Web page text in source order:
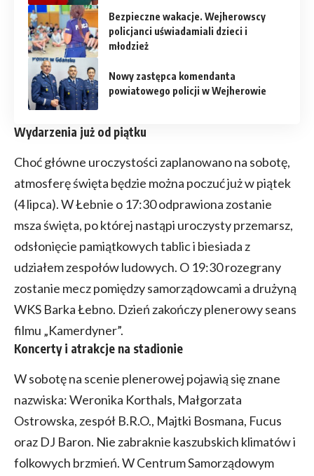
Bezpieczne wakacje. Wejherowscy
policjanci uświadamiali dzieci i
młodzież
Nowy zastępca komendanta
powiatowego policji w Wejherowie
Wydarzenia już od piątku
Choć główne uroczystości zaplanowano na sobotę,
atmosferę święta będzie można poczuć już w piątek
(4 lipca). W Łebnie o 17:30 odprawiona zostanie
msza święta, po której nastąpi uroczysty przemarsz,
odsłonięcie pamiątkowych tablic i biesiada z
udziałem zespołów ludowych. O 19:30 rozegrany
zostanie mecz pomiędzy samorządowcami a drużyną
WKS Barka Łebno. Dzień zakończy plenerowy seans
filmu „Kamerdyner”.
Koncerty i atrakcje na stadionie
W sobotę na scenie plenerowej pojawią się znane
nazwiska: Weronika Korthals, Małgorzata
Ostrowska, zespół B.R.O., Majtki Bosmana, Fucus
oraz DJ Baron. Nie zabraknie kaszubskich klimatów i
folkowych brzmień. W Centrum Samorządowym